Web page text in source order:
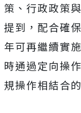
策、行政政策
提到，配合確
年可再繼續實
時通過定向操
規操作相結合